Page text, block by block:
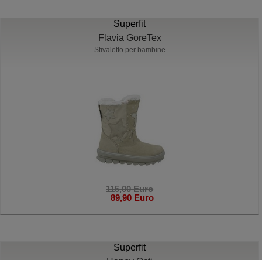
Superfit
Flavia GoreTex
Stivaletto per bambine
115,00 Euro
89,90 Euro
Superfit